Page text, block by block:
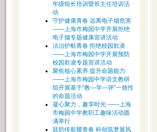
年级组长培训暨班主任培训活
动
守护健康青春 远离电子烟危害
——上海市梅园中学开展拒绝
电子烟专题健康宣讲活动
法治护航青春 拒绝校园欺凌
——上海市梅园中学开展预防
校园欺凌专题宣讲活动
聚焦核心素养 提升命题能力
——上海市梅园中学语文教研
组开展基于“教—学—评”一致性
的命题活动
凝心聚力，趣享时光 ——上海
市梅园中学教职工趣味活动圆
满举行
鼓韵传薪耀青春 科创筑梦展风